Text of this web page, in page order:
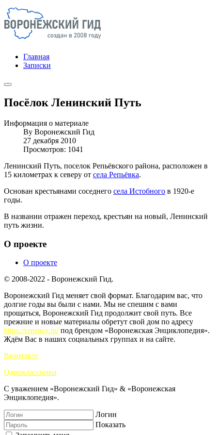
Главная
Записки
Посёлок Ленинский Путь
Информация о материале
By Воронежский Гид
27 декабря 2010
Просмотров: 1041
Ленинский Путь, поселок Репьёвского района, расположен в
15 километрах к северу от села Репьёвка.
Основан крестьянами соседнего села Истобного в 1920-е
годы.
В названии отражен переход, крестьян на новый, Ленинский
путь жизни.
О проекте
О проекте
© 2008-2022 - Воронежский Гид.
Воронежский Гид меняет свой формат. Благодарим вас, что
долгие годы вы были с нами. Мы не спешим с вами
прощаться, Воронежский Гид продолжит свой путь. Все
прежние и новые материалы обретут свой дом по адресу
https://vrnency.ru/под брендом «Воронежская Энциклопедия».
Ждём Вас в наших социальных группах и на сайте.
Вконтакте
Одноклассники
С уважением «Воронежский Гид» & «Воронежская
Энциклопедия».
Логин
Показать